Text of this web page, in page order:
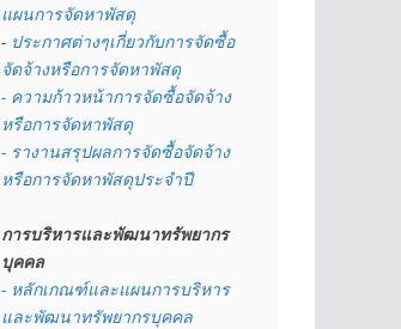
แผนการจัดหาพัสดุ
- ประกาศต่างๆเกี่ยวกับการจัดซื้อ
จัดจ้างหรือการจัดหาพัสดุ
- ความก้าวหน้าการจัดซื้อจัดจ้าง
หรือการจัดหาพัสดุ
- รางานสรุปผลการจัดซื้อจัดจ้าง
หรือการจัดหาพัสดุประจำปี
การบริหารและพัฒนาทรัพยากร
บุคคล
- หลักเกณฑ์และแผนการบริหาร
และพัฒนาทรัพยากรบุคคล